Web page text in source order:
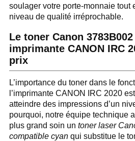
soulager votre porte-monnaie tout
niveau de qualité irréprochable.
Le toner Canon
imprimante CANON IRC
prix
L’importance du toner dans le
l’imprimante CANON IRC 2020
atteindre des impressions d’un
pourquoi, notre équipe technique
plus grand soin un toner laser
compatible cyan qui substitue le